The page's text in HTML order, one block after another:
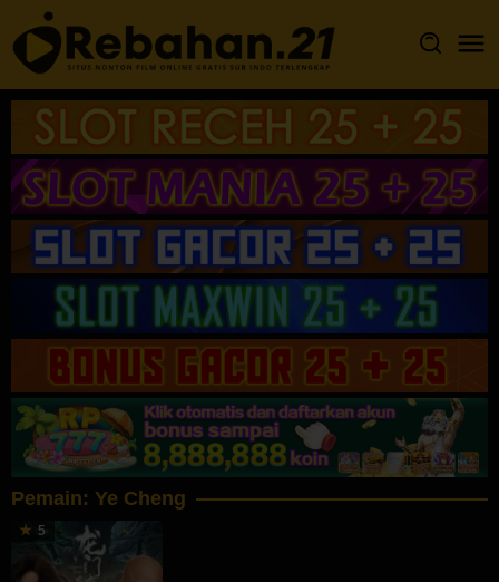
Loncat
ke
konten
Pemain: Ye Cheng
5